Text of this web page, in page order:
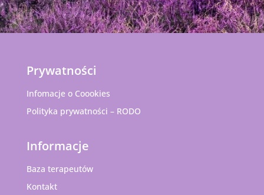
Prywatności
Infomacje o Coookies
Polityka prywatności – RODO
Informacje
Baza terapeutów
Kontakt